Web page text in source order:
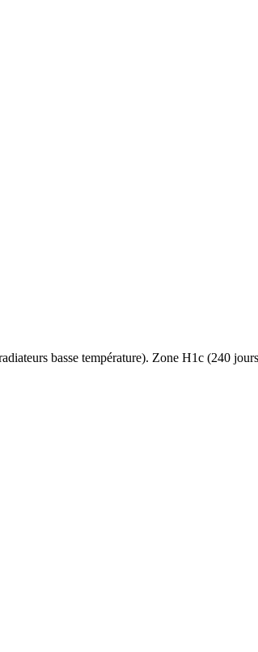
basse température). Zone H1c (240